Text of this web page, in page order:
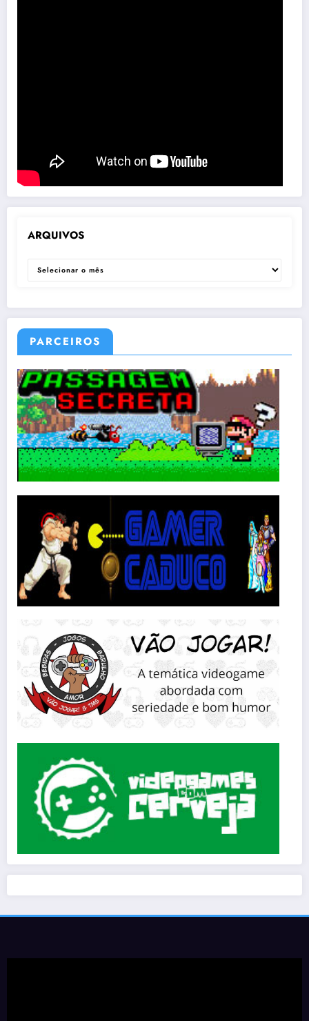
ARQUIVOS
ARQUIVOS
PARCEIROS